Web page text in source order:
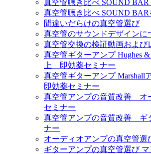
真空管聴き比べ SOUND BAR
真空管聴き比べ SOUND
間違いだらけの真空管選び
真空管のサウンドデザインに
真空管交換の検証動画および
真空管ギターアンプ Hughes
上 即効薬セミナー
真空管ギターアンプ
即効薬セミナー
真空管アンプの音質改善 オ
セミナー
真空管アンプの音質改善 ギ
ナー
オーディオアンプの真空管選
ギターアンプの真空管選び マ